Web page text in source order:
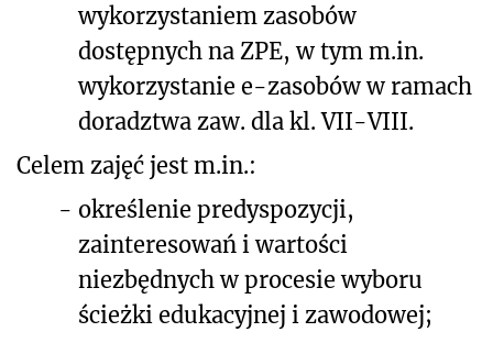
wykorzystaniem zasobów
dostępnych na ZPE, w tym m.in.
wykorzystanie e-zasobów w ramach
doradztwa zaw. dla kl. VII-VIII.
Celem zajęć jest m.in.:
- określenie predyspozycji,
zainteresowań i wartości
niezbędnych w procesie wyboru
ścieżki edukacyjnej i zawodowej;